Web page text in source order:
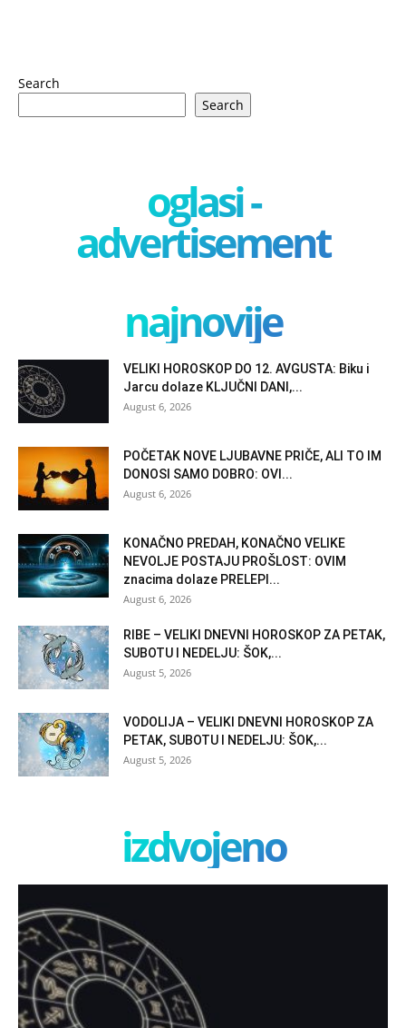
Search
Search
oglasi -
advertisement
najnovije
VELIKI HOROSKOP DO 12. AVGUSTA: Biku i
Jarcu dolaze KLJUČNI DANI,...
August 6, 2026
POČETAK NOVE LJUBAVNE PRIČE, ALI TO IM
DONOSI SAMO DOBRO: OVI...
August 6, 2026
KONAČNO PREDAH, KONAČNO VELIKE
NEVOLJE POSTAJU PROŠLOST: OVIM
znacima dolaze PRELEPI...
August 6, 2026
RIBE – VELIKI DNEVNI HOROSKOP ZA PETAK,
SUBOTU I NEDELJU: ŠOK,...
August 5, 2026
VODOLIJA – VELIKI DNEVNI HOROSKOP ZA
PETAK, SUBOTU I NEDELJU: ŠOK,...
August 5, 2026
izdvojeno